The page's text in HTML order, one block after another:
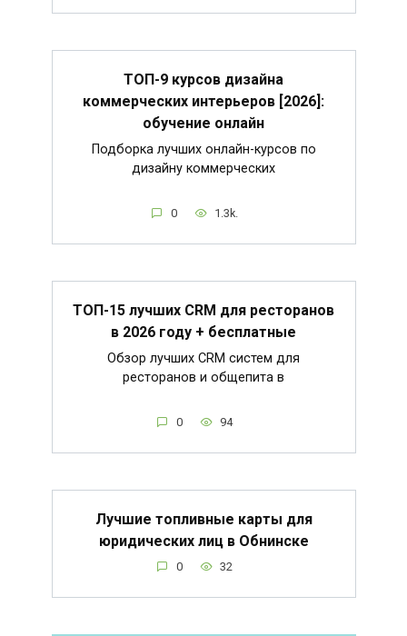
ТОП-9 курсов дизайна
коммерческих интерьеров [2026]:
обучение онлайн
Подборка лучших онлайн-курсов по
дизайну коммерческих
0 1.3k.
ТОП-15 лучших CRM для ресторанов
в 2026 году + бесплатные
Обзор лучших CRM систем для
ресторанов и общепита в
0 94
Лучшие топливные карты для
юридических лиц в Обнинске
0 32